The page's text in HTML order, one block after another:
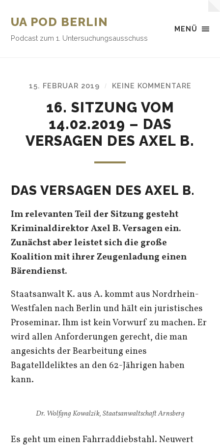
MENÜ
UA POD BERLIN
Podcast zum 1. Untersuchungsausschuss
15. FEBRUAR 2019 / KEINE KOMMENTARE
16. SITZUNG VOM
14.02.2019 – DAS
VERSAGEN DES AXEL B.
DAS VERSAGEN DES AXEL B.
Im relevanten Teil der Sitzung gesteht
Kriminaldirektor Axel B. Versagen ein.
Zunächst aber leistet sich die große
Koalition mit ihrer Zeugenladung einen
Bärendienst.
Staatsanwalt K. aus A. kommt aus Nordrhein-
Westfalen nach Berlin und hält ein juristisches
Proseminar. Ihm ist kein Vorwurf zu machen. Er
wird allen Anforderungen gerecht, die man
angesichts der Bearbeitung eines
Bagatelldeliktes an den 62-Jährigen haben
kann.
Dr. Wolfgng Kowalzik, Staatsanwaltschaft Arnsberg
Es geht um einen Fahrraddiebstahl. Neuwert